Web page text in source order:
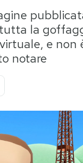
Ok
la
e non
notare